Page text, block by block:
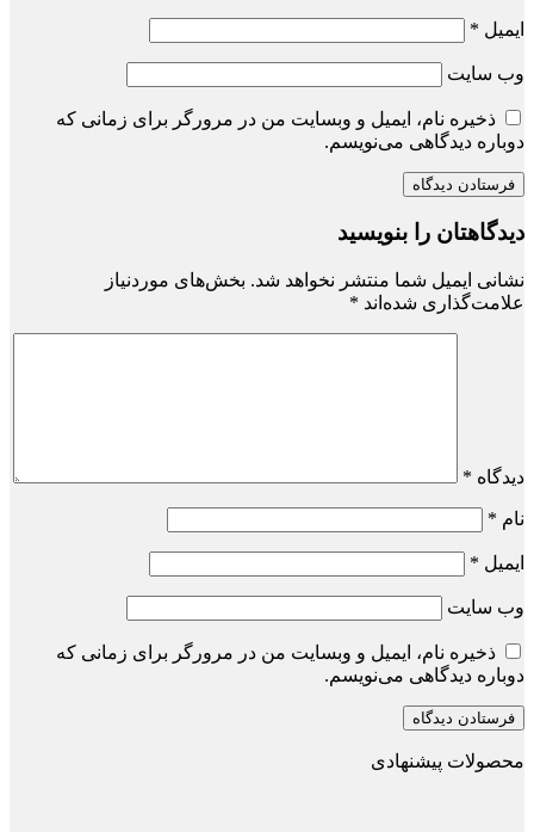
ایمیل *
وب‌ سایت
ذخیره نام، ایمیل و وبسایت من در مرورگر برای زمانی که
دوباره دیدگاهی می‌نویسم.
دیدگاهتان را بنویسید
نشانی ایمیل شما منتشر نخواهد شد. بخش‌های موردنیاز
علامت‌گذاری شده‌اند *
دیدگاه *
نام *
ایمیل *
وب‌ سایت
ذخیره نام، ایمیل و وبسایت من در مرورگر برای زمانی که
دوباره دیدگاهی می‌نویسم.
محصولات پیشنهادی